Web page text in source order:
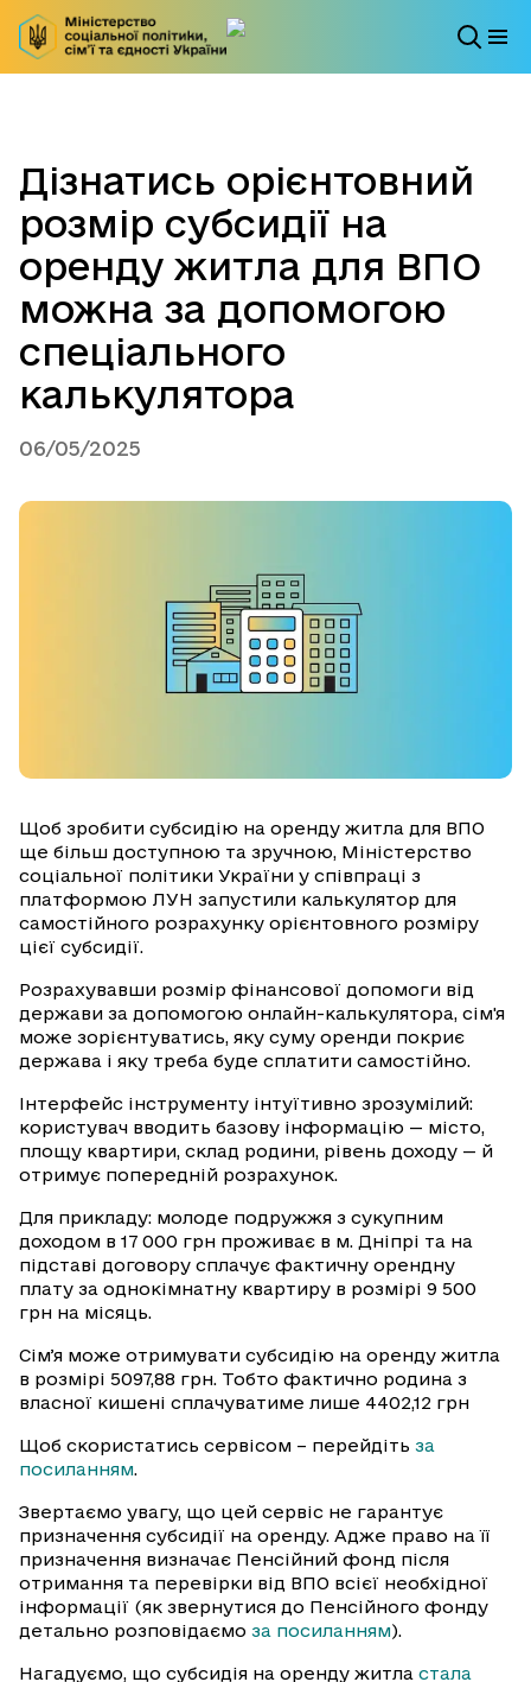
Дізнатись орієнтовний
розмір субсидії на
оренду житла для ВПО
можна за допомогою
спеціального
калькулятора
06/05/2025
Щоб зробити субсидію на оренду житла для ВПО
ще більш доступною та зручною, Міністерство
соціальної політики України у співпраці з
платформою ЛУН запустили калькулятор для
самостійного розрахунку орієнтовного розміру
цієї субсидії.
Розрахувавши розмір фінансової допомоги від
держави за допомогою онлайн-калькулятора, сім'я
може зорієнтуватись, яку суму оренди покриє
держава і яку треба буде сплатити самостійно.
Інтерфейс інструменту інтуїтивно зрозумілий:
користувач вводить базову інформацію — місто,
площу квартири, склад родини, рівень доходу — й
отримує попередній розрахунок.
Для прикладу: молоде подружжя з сукупним
доходом в 17 000 грн проживає в м. Дніпрі та на
підставі договору сплачує фактичну орендну
плату за однокімнатну квартиру в розмірі 9 500
грн на місяць.
Сімʼя може отримувати субсидію на оренду житла
в розмірі 5097,88 грн. Тобто фактично родина з
власної кишені сплачуватиме лише 4402,12 грн
Щоб скористатись сервісом – перейдіть за
посиланням.
Звертаємо увагу, що цей сервіс не гарантує
призначення субсидії на оренду. Адже право на її
призначення визначає Пенсійний фонд після
отримання та перевірки від ВПО всієї необхідної
інформації (як звернутися до Пенсійного фонду
детально розповідаємо за посиланням).
Нагадуємо, що субсидія на оренду житла стала